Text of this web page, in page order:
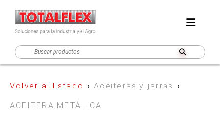
Volver al listado ›Aceiteras y jarras ›
ACEITERA METÁLICA